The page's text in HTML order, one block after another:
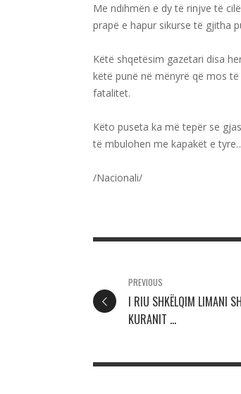
Me ndihmën e dy të rinjve të
prapë e hapur sikurse të gjitha
Këtë shqetësim gazetari disa
këtë punë në mënyrë që mos
fatalitet.
Këto puseta ka më tepër se
të mbulohen me kapakët e
/Nacionali/
PREVIOUS
I RIU SHKËLQIM LIMANI
KURANIT ...